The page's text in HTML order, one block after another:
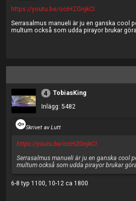
https://youtu.be/ociHZGnjkCI
Serrasalmus manueli är ju en ganska cool
multum också som udda pirayor brukar
4
TobiasKing
Inlägg: 5482
Skrivet av Lutt
https://youtu.be/ociHZGnjkCI
Serrasalmus manueli är ju en ganska cool
multum också som udda pirayor brukar
6-8 typ 1100, 10-12 ca 1800